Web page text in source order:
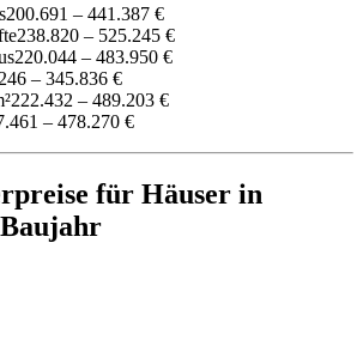
200.691 – 441.387 €
238.820 – 525.245 €
220.044 – 483.950 €
– 345.836 €
222.432 – 489.203 €
– 478.270 €
für Häuser in